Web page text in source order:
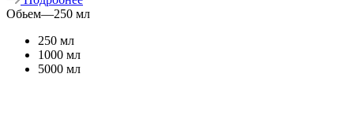
Обьем—250 мл
250 мл
1000 мл
5000 мл